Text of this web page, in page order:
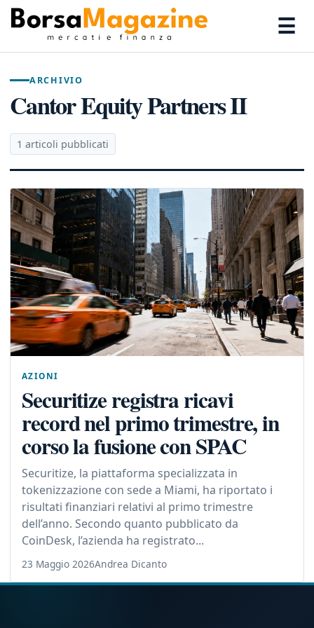
☰
ARCHIVIO
Cantor Equity Partners II
1 articoli pubblicati
AZIONI
Securitize registra ricavi
record nel primo trimestre, in
corso la fusione con SPAC
Securitize, la piattaforma specializzata in
tokenizzazione con sede a Miami, ha riportato i
risultati finanziari relativi al primo trimestre
dell’anno. Secondo quanto pubblicato da
CoinDesk, l’azienda ha registrato...
23 Maggio 2026Andrea Dicanto